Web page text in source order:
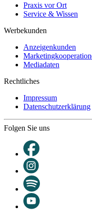
Praxis vor Ort
Service & Wissen
Werbekunden
Anzeigenkunden
Mediadaten
Rechtliches
Impressum
Datenschutzerklärung
Folgen Sie uns